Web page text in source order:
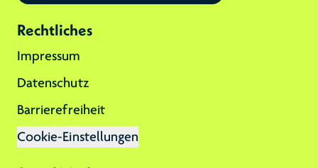
Rechtliches
Impressum
Datenschutz
Barrierefreiheit
Cookie-Einstellungen